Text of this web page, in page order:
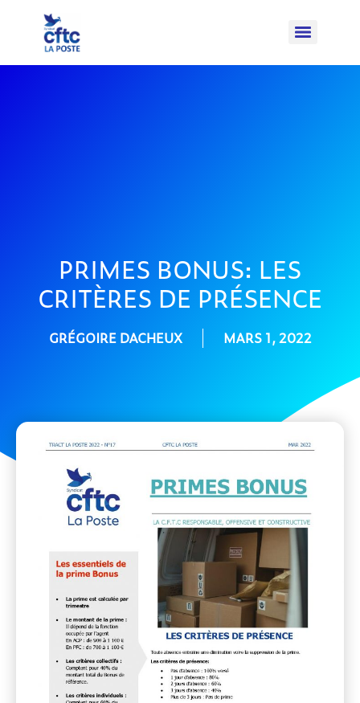
PRIMES BONUS: LES
CRITÈRES DE PRÉSENCE
GRÉGOIRE DACHEUX MARS 1, 2022